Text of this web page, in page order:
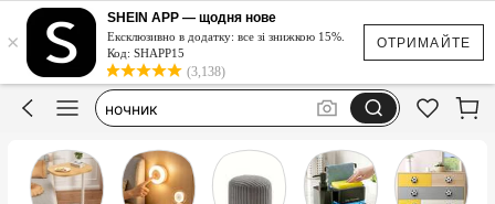
ОТРИМАЙТЕ
×
SHEIN APP — щодня нове
Ексклюзивно в додатку: все зі знижкою 15%.
Код: SHAPP15
(3,138)
декор для комнаты
ночник
проектор
лампа